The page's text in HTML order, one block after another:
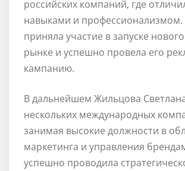
российских компаний, где
навыками и профессионализмом.
приняла участие в запуске
рынке и успешно провела его
кампанию.
В дальнейшем Жильцова
нескольких международных
занимая высокие должности в
маркетинга и управления
успешно проводила